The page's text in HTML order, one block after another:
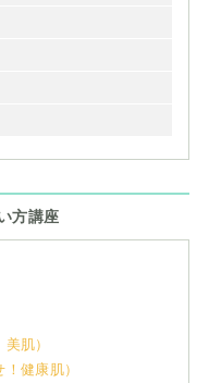
方講座
肌）
健康肌）